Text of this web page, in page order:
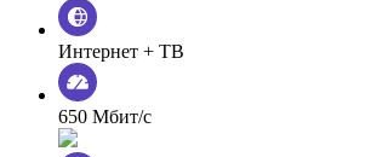
Интернет + ТВ
650 Мбит/с